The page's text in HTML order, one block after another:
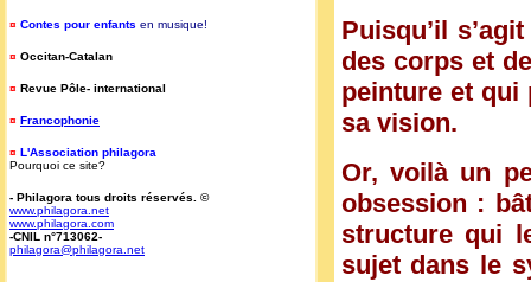
¤ Contes pour enfants en musique!
¤ Occitan-Catalan
¤ Revue Pôle- international
¤ Francophonie
¤ L'Association philagora
Pourquoi ce site?
- Philagora tous droits réservés. ©
www.philagora.net
www.philagora.com
-CNIL n°713062-
philagora@philagora.net
Puisqu’il
des corps et
peinture et qui
sa vision.
Or, voilà un
obsession :
structure qui
sujet dans le